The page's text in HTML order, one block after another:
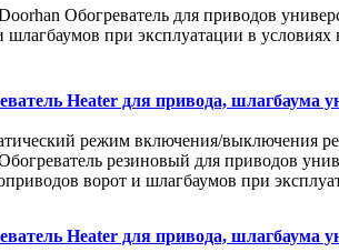
Обогреватель для приводов
шлагбаумов при эксплуатации в условиях
Heater для привода, шлагбаума
режим включения/выключения
резиновый для приводов
ворот и шлагбаумов при
Heater для привода, шлагбаума